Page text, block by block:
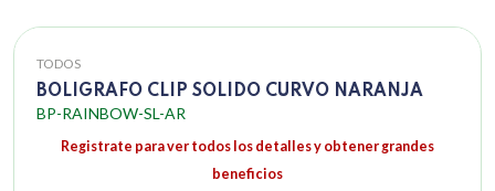
TODOS
BOLIGRAFO CLIP SOLIDO CURVO NARANJA
BP-RAINBOW-SL-AR
Registrate para ver todos los detalles y obtener grandes
beneficios